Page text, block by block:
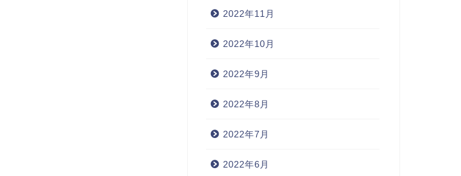
2022年11月
2022年10月
2022年9月
2022年8月
2022年7月
2022年6月